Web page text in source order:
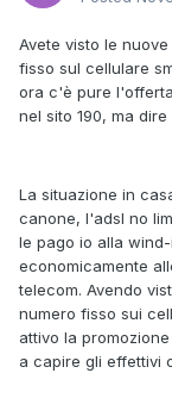
Avete visto le
fisso sul cellulare
ora c'è pure
nel sito 190, ma
La situazione in
canone, l'adsl no
le pago io alla
economicamente
telecom. Avendo
numero fisso sui
attivo la
a capire gli effettivi